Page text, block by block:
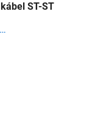
ST-ST
www.keline.sk/keline-opticky-patch-kabel-st-st-duplex-om2-50-125um-lsoh?15=76&21=106